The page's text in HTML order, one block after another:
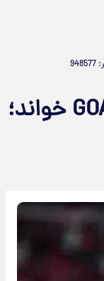
وقتی خبرنگار مسی را GOAT خواند؛